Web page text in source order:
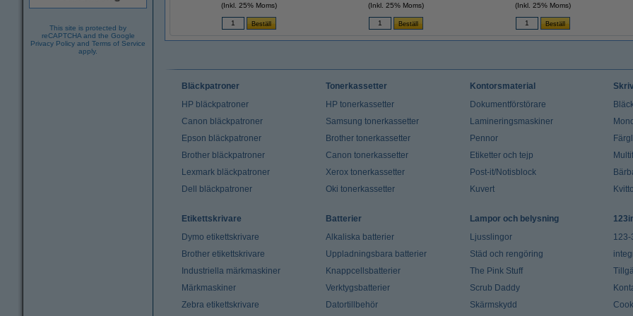
This site is protected by
reCAPTCHA and the Google
Privacy Policy and Terms of Service
apply.
(Inkl. 25% Moms) (Inkl. 25% Moms) (Inkl. 25% Moms)
Bläckpatroner
HP bläckpatroner
Canon bläckpatroner
Epson bläckpatroner
Brother bläckpatroner
Lexmark bläckpatroner
Dell bläckpatroner
Tonerkassetter
HP tonerkassetter
Samsung tonerkassetter
Brother tonerkassetter
Canon tonerkassetter
Xerox tonerkassetter
Oki tonerkassetter
Kontorsmaterial
Dokumentförstörare
Lamineringsmaskiner
Pennor
Etiketter och tejp
Post-it/Notisblock
Kuvert
Etikettskrivare
Dymo etikettskrivare
Brother etikettskrivare
Industriella märkmaskiner
Märkmaskiner
Zebra etikettskrivare
Batterier
Alkaliska batterier
Uppladningsbara batterier
Knappcellsbatterier
Verktygsbatterier
Datortillbehör
Lampor och belysning
Ljusslingor
Städ och rengöring
The Pink Stuff
Scrub Daddy
Skärmskydd
123-